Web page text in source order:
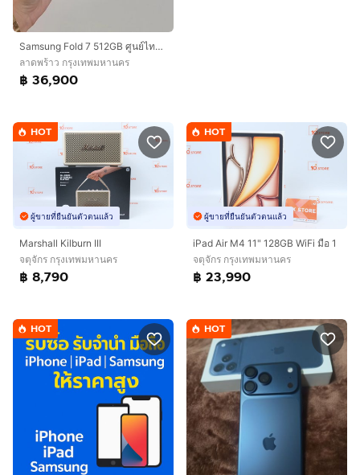
Samsung Fold 7 512GB ศูนย์ไทยมี CARE PLUS สิ้นเดือนสิงหาคม 69
ลาดพร้าว กรุงเทพมหานคร
฿ 36,900
HOT
ผู้ขายที่ยืนยันตัวตนแล้ว
Marshall Kilburn III
จตุจักร กรุงเทพมหานคร
฿ 8,790
HOT
ผู้ขายที่ยืนยันตัวตนแล้ว
iPad Air M4 11" 128GB WiFi มือ 1
จตุจักร กรุงเทพมหานคร
฿ 23,990
HOT HOT